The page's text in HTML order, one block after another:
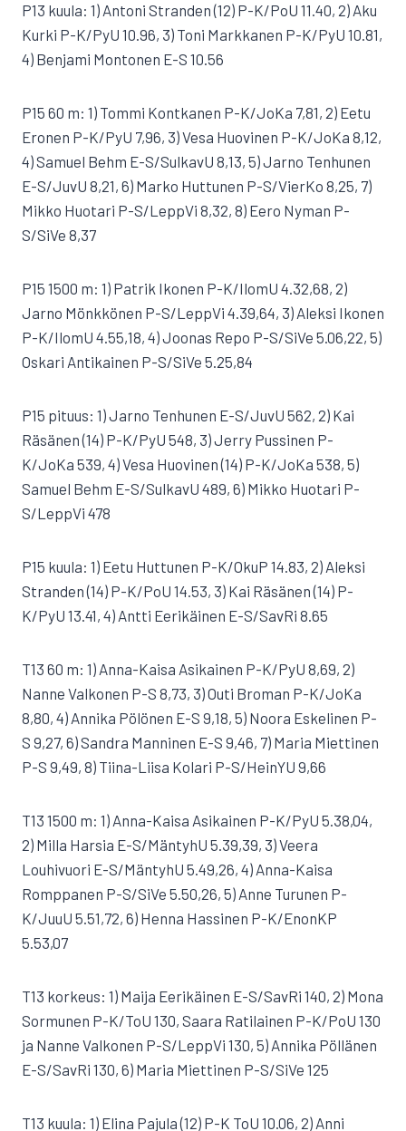
P13 kuula: 1) Antoni Stranden (12) P-K/PoU 11.40, 2) Aku
Kurki P-K/PyU 10.96, 3) Toni Markkanen P-K/PyU 10.81,
4) Benjami Montonen E-S 10.56
P15 60 m: 1) Tommi Kontkanen P-K/JoKa 7,81, 2) Eetu
Eronen P-K/PyU 7,96, 3) Vesa Huovinen P-K/JoKa 8,12,
4) Samuel Behm E-S/SulkavU 8,13, 5) Jarno Tenhunen
E-S/JuvU 8,21, 6) Marko Huttunen P-S/VierKo 8,25, 7)
Mikko Huotari P-S/LeppVi 8,32, 8) Eero Nyman P-
S/SiVe 8,37
P15 1500 m: 1) Patrik Ikonen P-K/IlomU 4.32,68, 2)
Jarno Mönkkönen P-S/LeppVi 4.39,64, 3) Aleksi Ikonen
P-K/IlomU 4.55,18, 4) Joonas Repo P-S/SiVe 5.06,22, 5)
Oskari Antikainen P-S/SiVe 5.25,84
P15 pituus: 1) Jarno Tenhunen E-S/JuvU 562, 2) Kai
Räsänen (14) P-K/PyU 548, 3) Jerry Pussinen P-
K/JoKa 539, 4) Vesa Huovinen (14) P-K/JoKa 538, 5)
Samuel Behm E-S/SulkavU 489, 6) Mikko Huotari P-
S/LeppVi 478
P15 kuula: 1) Eetu Huttunen P-K/OkuP 14.83, 2) Aleksi
Stranden (14) P-K/PoU 14.53, 3) Kai Räsänen (14) P-
K/PyU 13.41, 4) Antti Eerikäinen E-S/SavRi 8.65
T13 60 m: 1) Anna-Kaisa Asikainen P-K/PyU 8,69, 2)
Nanne Valkonen P-S 8,73, 3) Outi Broman P-K/JoKa
8,80, 4) Annika Pölönen E-S 9,18, 5) Noora Eskelinen P-
S 9,27, 6) Sandra Manninen E-S 9,46, 7) Maria Miettinen
P-S 9,49, 8) Tiina-Liisa Kolari P-S/HeinYU 9,66
T13 1500 m: 1) Anna-Kaisa Asikainen P-K/PyU 5.38,04,
2) Milla Harsia E-S/MäntyhU 5.39,39, 3) Veera
Louhivuori E-S/MäntyhU 5.49,26, 4) Anna-Kaisa
Romppanen P-S/SiVe 5.50,26, 5) Anne Turunen P-
K/JuuU 5.51,72, 6) Henna Hassinen P-K/EnonKP
5.53,07
T13 korkeus: 1) Maija Eerikäinen E-S/SavRi 140, 2) Mona
Sormunen P-K/ToU 130, Saara Ratilainen P-K/PoU 130
ja Nanne Valkonen P-S/LeppVi 130, 5) Annika Pöllänen
E-S/SavRi 130, 6) Maria Miettinen P-S/SiVe 125
T13 kuula: 1) Elina Pajula (12) P-K ToU 10.06, 2) Anni